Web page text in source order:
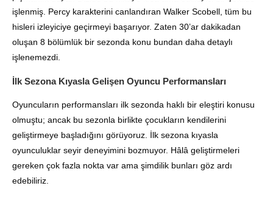
işlenmiş. Percy karakterini canlandıran Walker Scobell, tüm bu
hisleri izleyiciye geçirmeyi başarıyor. Zaten 30’ar dakikadan
oluşan 8 bölümlük bir sezonda konu bundan daha detaylı
işlenemezdi
İlk Sezona Kıyasla Gelişen Oyuncu Performansları
Oyuncuların performansları ilk sezonda haklı bir eleştiri konusu
olmuştu; ancak bu sezonla birlikte çocukların kendilerini
geliştirmeye başladığını görüyoruz . İlk sezona kıyasla
oyunculuklar seyir deneyimini bozmuyor. Hâlâ geliştirmeleri
gereken çok fazla nokta var ama şimdilik bunları göz ardı
edebiliriz